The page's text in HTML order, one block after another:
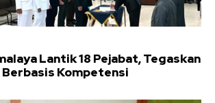
Lantik 18 Pejabat, Tegaskan
Berbasis Kompetensi